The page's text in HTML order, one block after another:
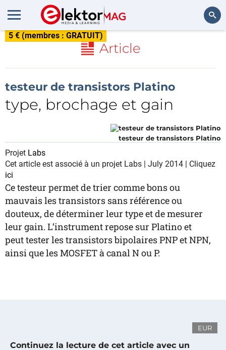
5 € (membres : GRATUIT)
Article
testeur de transistors Platino
type, brochage et gain
testeur de transistors Platino
Projet Labs
Cet article est associé à un projet Labs | July 2014 | Cliquez
ici
Ce testeur permet de trier comme bons ou
mauvais les transistors sans référence ou
douteux, de déterminer leur type et de mesurer
leur gain. L’instrument repose sur Platino et
peut tester les transistors bipolaires PNP et NPN,
ainsi que les MOSFET à canal N ou P.
EUR
Continuez la lecture de cet article avec un